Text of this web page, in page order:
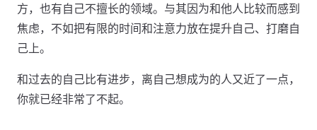
方，也有自己不擅长的领域。与其因为和他人比较而感到
焦虑，不如把有限的时间和注意力放在提升自己、打磨自
己上。
和过去的自己比有进步，离自己想成为的人又近了一点，
你就已经非常了不起。